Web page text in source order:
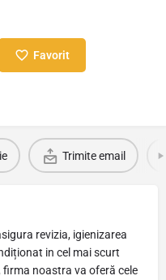
Favorit
Trimite email
revizia, igienizarea
in cel mai scurt
firma noastra va oferă cele